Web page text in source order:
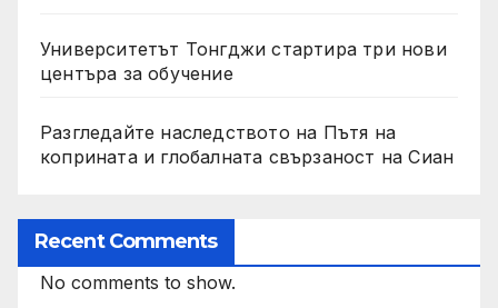
Университетът Тонгджи стартира три нови
центъра за обучение
Разгледайте наследството на Пътя на
коприната и глобалната свързаност на Сиан
Recent Comments
No comments to show.